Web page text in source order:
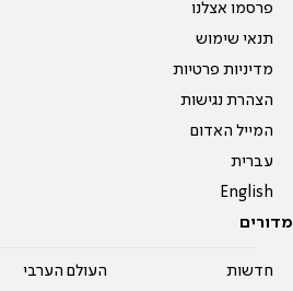
פרסמו אצלנו
תנאי שימוש
מדיניות פרטיות
הצהרת נגישות
המייל האדום
עברית
English
מדורים
חדשות
העולם הערבי